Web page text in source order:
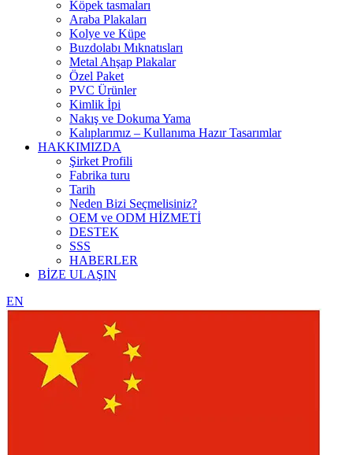
Köpek tasmaları
Araba Plakaları
Kolye ve Küpe
Buzdolabı Mıknatısları
Metal Ahşap Plakalar
Özel Paket
PVC Ürünler
Kimlik İpi
Nakış ve Dokuma Yama
Kalıplarımız – Kullanıma Hazır Tasarımlar
HAKKIMIZDA
Şirket Profili
Fabrika turu
Tarih
Neden Bizi Seçmelisiniz?
OEM ve ODM HİZMETİ
DESTEK
SSS
HABERLER
BİZE ULAŞIN
EN